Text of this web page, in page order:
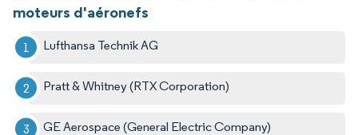
moteurs d'aéronefs
Lufthansa Technik AG
Pratt & Whitney (RTX Corporation)
GE Aerospace (General Electric Company)